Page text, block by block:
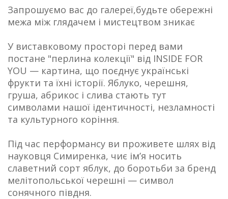
Запрошуємо вас до галереї,будьте обережні
межа між глядачем і мистецтвом зникає
У виставковому просторі перед вами
постане "перлина колекції" від INSIDE FOR
YOU — картина, що поєднує українські
фрукти та їхні історії. Яблуко, черешня,
груша, абрикос і слива стають тут
символами нашої ідентичності, незламності
та культурного коріння.
Під час перформансу ви проживете шлях від
науковця Симиренка, чиє ім’я носить
славетний сорт яблук, до боротьби за бренд
мелітопольської черешні — символ
сонячного півдня.